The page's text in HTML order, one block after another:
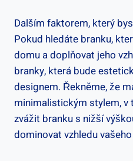
Dalším faktorem, který
Pokud hledáte branku,
domu a doplňovat jeho
branky,⁢ která bude
designem. Řekněme, že
‌minimalistickým stylem,
zvážit ⁣branku s nižší
dominovat vzhledu